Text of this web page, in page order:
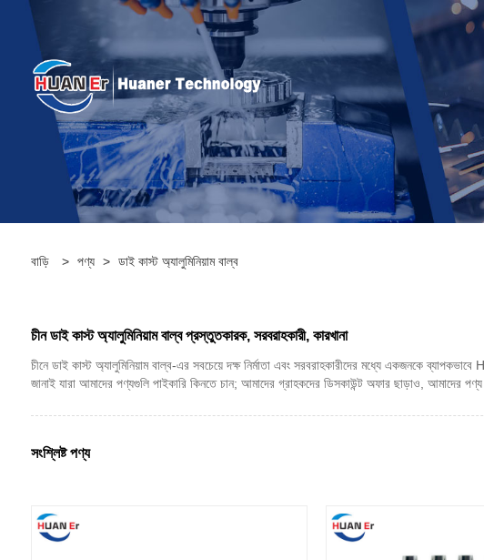
বাড়ি > পণ্য > ডাই কাস্ট অ্যালুমিনিয়াম বাল্ব
চীন ডাই কাস্ট অ্যালুমিনিয়াম বাল্ব প্রস্তুতকারক, সরবরাহকারী, কারখানা
চীনে ডাই কাস্ট অ্যালুমিনিয়াম বাল্ব-এর সবচেয়ে দক্ষ নির্মাতা এবং সরবরাহকারীদের মধ্যে একজনকে
জানাই যারা আমাদের পণ্যগুলি পাইকারি কিনতে চান; আমাদের গ্রাহকদের ডিসকাউন্ট অফার ছাড়াও, আমাদের
সংশ্লিষ্ট পণ্য